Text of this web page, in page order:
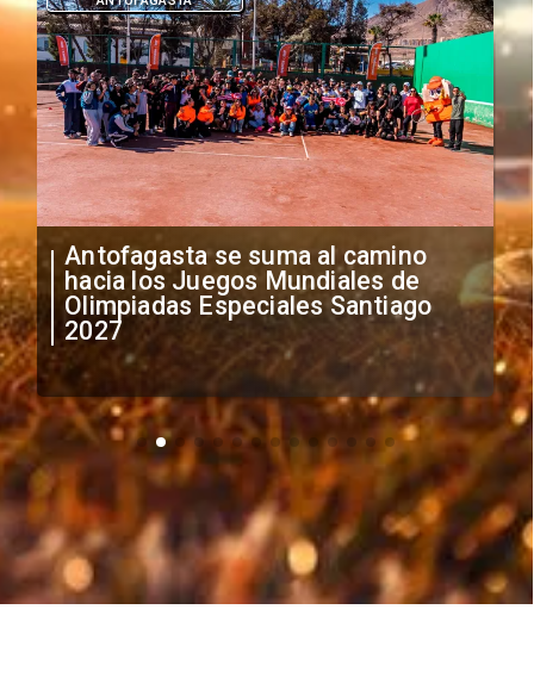
"Falta de profesionalismo": Sifup
anuncia medidas por situación
irregular de futbolistas
extranjeros